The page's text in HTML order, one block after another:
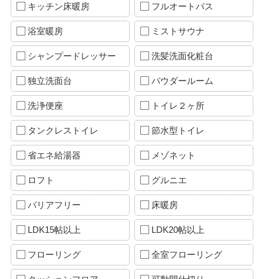
キッチン床暖房 フルオートバス
浴室暖房 ミストサウナ
シャンプードレッサー 洗髪洗面化粧台
独立洗面台 パウダールーム
洗浄便座 トイレ２ヶ所
タンクレストイレ 節水型トイレ
省エネ給湯器 メゾネット
ロフト グルニエ
バリアフリー 床暖房
LDK15帖以上 LDK20帖以上
フローリング 全室フローリング